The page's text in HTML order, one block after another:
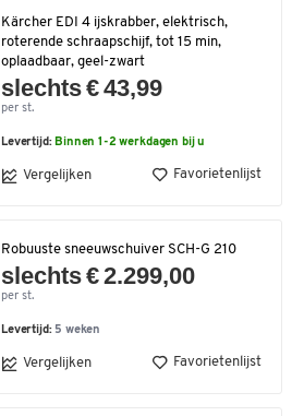
Kärcher EDI 4 ijskrabber, elektrisch,
roterende schraapschijf, tot 15 min,
oplaadbaar, geel-zwart
slechts € 43,99
per st.
Levertijd: Binnen 1-2 werkdagen bij u
Vergelijken Favorietenlijst
Robuuste sneeuwschuiver SCH-G 210
slechts € 2.299,00
per st.
Levertijd: 5 weken
Vergelijken Favorietenlijst